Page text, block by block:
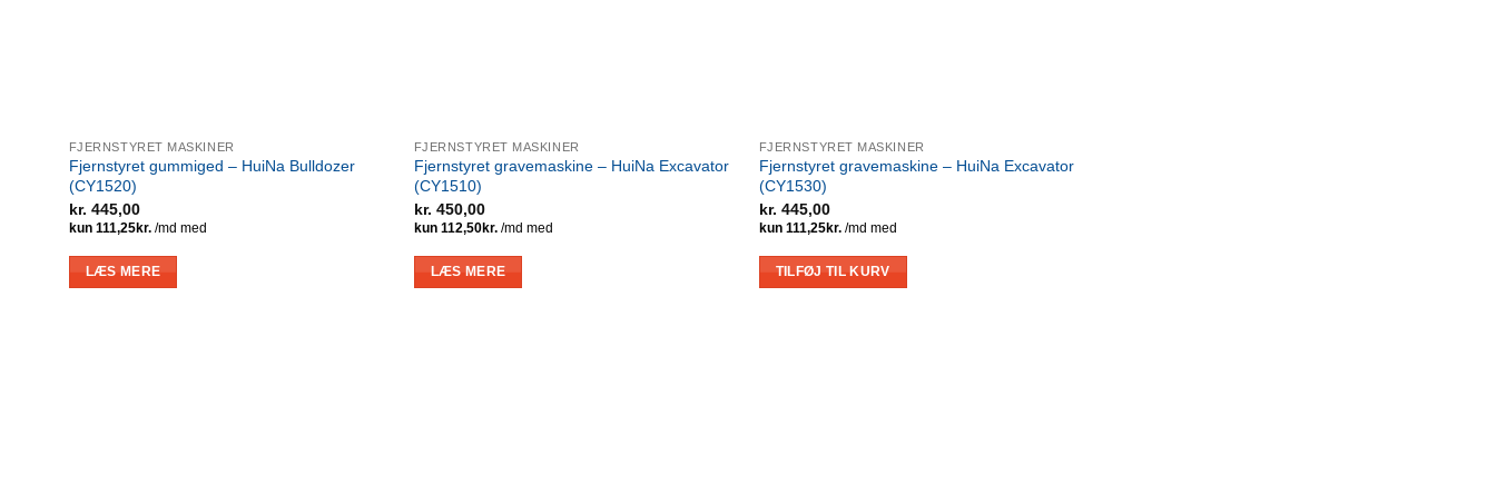
FJERNSTYRET MASKINER
Fjernstyret gummiged – HuiNa Bulldozer
(CY1520)
kr. 445,00
LÆS MERE
FJERNSTYRET MASKINER
Fjernstyret gravemaskine – HuiNa Excavator
(CY1510)
kr. 450,00
LÆS MERE
FJERNSTYRET MASKINER
Fjernstyret gravemaskine – HuiNa Excavator
(CY1530)
kr. 445,00
TILFØJ TIL KURV